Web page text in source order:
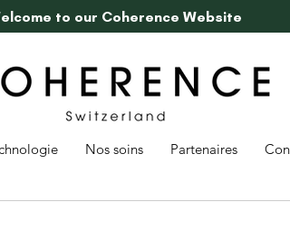
to our Coherence Website
Nos soins Partenaires